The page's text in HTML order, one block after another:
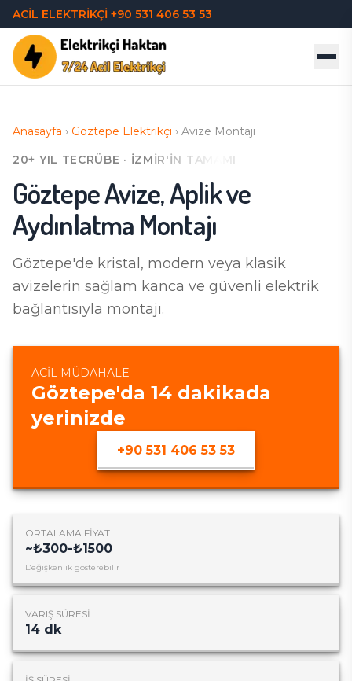
ACİL ELEKTRİKÇİ +90 531 406 53 53
Anasayfa › Göztepe Elektrikçi › Avize Montajı
20+ YIL TECRÜBE · İZMIR'IN TAMAMI
GöztepeAvize, Aplik ve
Aydınlatma Montajı
Göztepe'de kristal, modern veya klasik
avizelerin sağlam kanca ve güvenli elektrik
bağlantısıyla montajı.
ACIL MÜDAHALE
Göztepe'da 14 dakikada
yerinizde
+90 531 406 53 53
ORTALAMA FIYAT
~₺300-₺1500
Değişkenlik gösterebilir
VARIŞ SÜRESI
14 dk